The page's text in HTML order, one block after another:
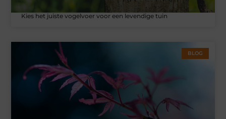
Kies het juiste vogelvoer voor een levendige tuin
BLOG